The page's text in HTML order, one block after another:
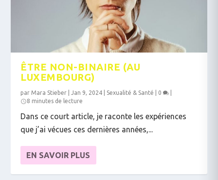
ÊTRE NON-BINAIRE (AU
LUXEMBOURG)
par Mara Stieber |Jan 9, 2024 Sexualité & Santé 0
8 minutes de lecture
Dans ce court article, je raconte les expériences
que j’ai vécues ces dernières années,...
EN SAVOIR PLUS